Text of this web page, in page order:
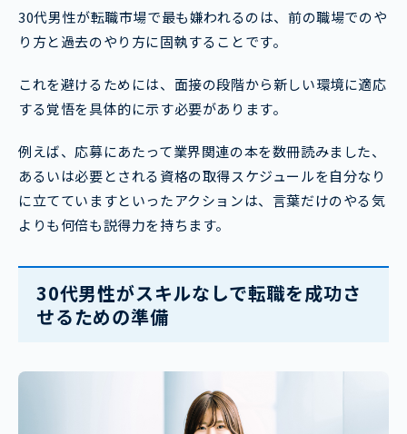
30代男性が転職市場で最も嫌われるのは、前の職場でのや
り方と過去のやり方に固執することです。
これを避けるためには、面接の段階から新しい環境に適応
する覚悟を具体的に示す必要があります。
例えば、応募にあたって業界関連の本を数冊読みました、
あるいは必要とされる資格の取得スケジュールを自分なり
に立てていますといったアクションは、言葉だけのやる気
よりも何倍も説得力を持ちます。
30代男性がスキルなしで転職を成功さ
せるための準備